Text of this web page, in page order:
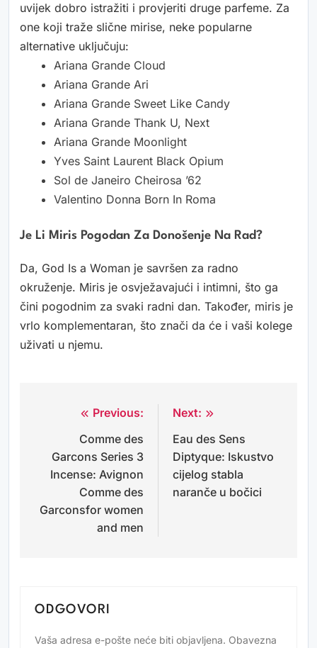
uvijek dobro istražiti i provjeriti druge parfeme. Za
one koji traže slične mirise, neke popularne
alternative uključuju:
Ariana Grande Cloud
Ariana Grande Ari
Ariana Grande Sweet Like Candy
Ariana Grande Thank U, Next
Ariana Grande Moonlight
Yves Saint Laurent Black Opium
Sol de Janeiro Cheirosa ’62
Valentino Donna Born In Roma
Je Li Miris Pogodan Za Donošenje Na Rad?
Da, God Is a Woman je savršen za radno
okruženje. Miris je osvježavajući i intimni, što ga
čini pogodnim za svaki radni dan. Također, miris je
vrlo komplementaran, što znači da će i vaši kolege
uživati u njemu.
Navigacija
objava
Previous:
Comme des
Garcons Series 3
Incense: Avignon
Comme des
Garconsfor women
and men
Next:
Eau des Sens
Diptyque: Iskustvo
cijelog stabla
naranče u bočici
ODGOVORI
Vaša adresa e-pošte neće biti objavljena. Obavezna
Alternative: